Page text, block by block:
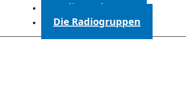
Radiosendungen
Die Radiogruppen